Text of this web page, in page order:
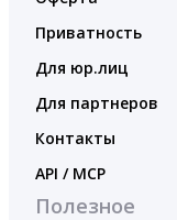
Приватность
Для юр.лиц
Для партнеров
Контакты
API / MCP
Полезное